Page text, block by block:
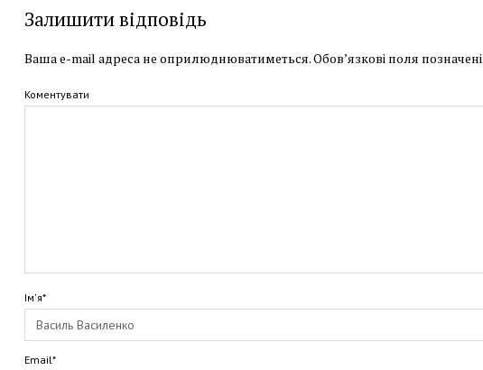
Залишити відповідь
Ваша e-mail адреса не оприлюднюватиметься.Обов’язкові поля позначені
Коментувати
Ім'я*
Email*